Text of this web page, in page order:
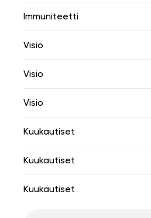
Immuniteetti
Visio
Visio
Visio
Kuukautiset
Kuukautiset
Kuukautiset